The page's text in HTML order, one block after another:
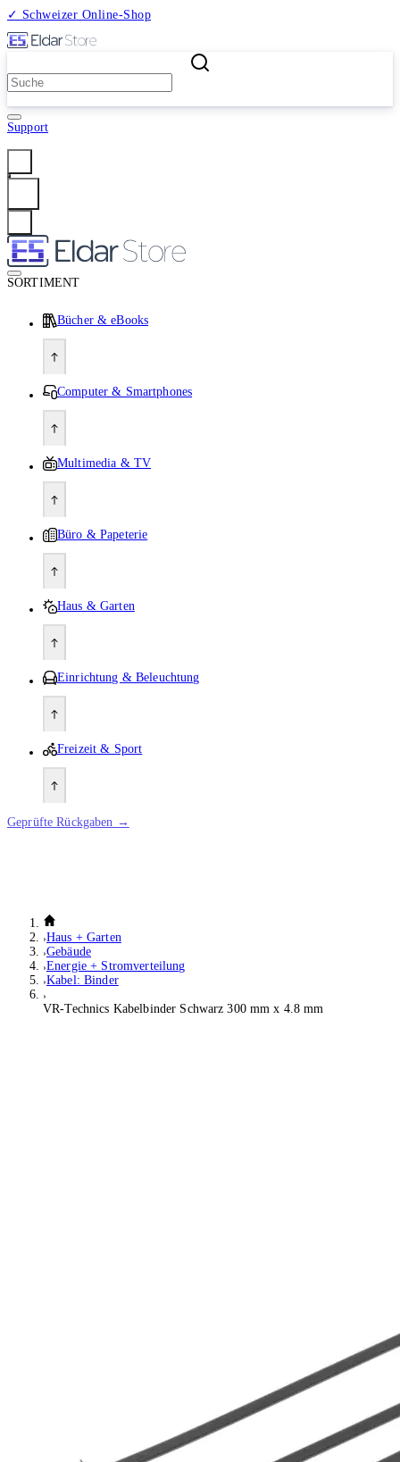
✓ Schweizer Online-Shop
Support
SORTIMENT
Bücher & eBooks
Computer & Smartphones
Multimedia & TV
Büro & Papeterie
Haus & Garten
Einrichtung & Beleuchtung
Freizeit & Sport
Geprüfte Rückgaben →
Haus + Garten
Gebäude
Energie + Stromverteilung
Kabel: Binder
VR-Technics Kabelbinder Schwarz 300 mm x 4.8 mm